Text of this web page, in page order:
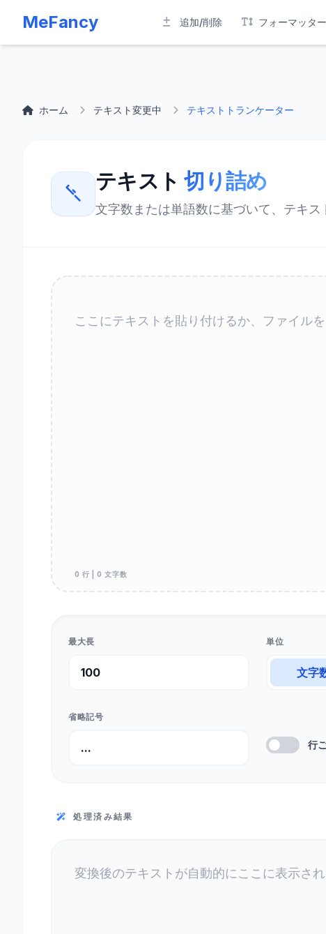
MeFancy 追加/削除 フォーマッター
ホーム テキスト変更中 テキストトランケーター
テキスト切り詰め
文字数または単語数に基づいて、テキス
0 行 | 0 文字数
最大長 単位
文字
省略記号
行
処理済み結果